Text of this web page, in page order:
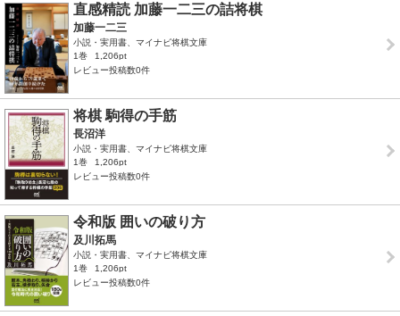
直感精読 加藤一二三の詰将棋
加藤一二三
小説・実用書、マイナビ将棋文庫
1巻
1,206pt
レビュー投稿数0件
将棋 駒得の手筋
長沼洋
小説・実用書、マイナビ将棋文庫
1巻
1,206pt
レビュー投稿数0件
令和版 囲いの破り方
及川拓馬
小説・実用書、マイナビ将棋文庫
1巻
1,206pt
レビュー投稿数0件